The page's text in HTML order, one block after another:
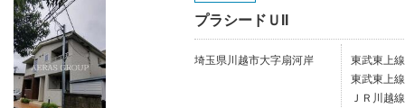
プラシードＵII
埼玉県川越市大字扇河岸
東武東上
東武東上
ＪＲ川越